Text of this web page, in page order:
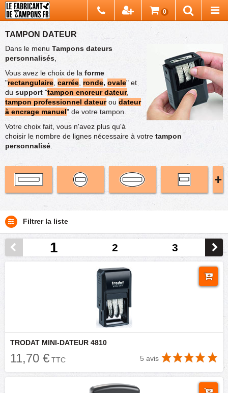
TAMPON DATEUR
Dans le menu Tampons dateurs
personnalisés
Vous avez le choix de la forme
"rectangulaire carrée ronde, ovale" et
du support "tampon encreur dateur,
tampon professionnel dateurou dateur
à encrage manuel" de votre tampon.
Votre choix fait, vous n'avez plus qu'à
choisir le nombre de lignes nécessaire à votre tampon
personnalisé
Tampon
Tampon
+
Filtrer la liste
1 2 3
TRODAT MINI-DATEUR 4810
11,70 € TTC 5 avis
0
Chercher